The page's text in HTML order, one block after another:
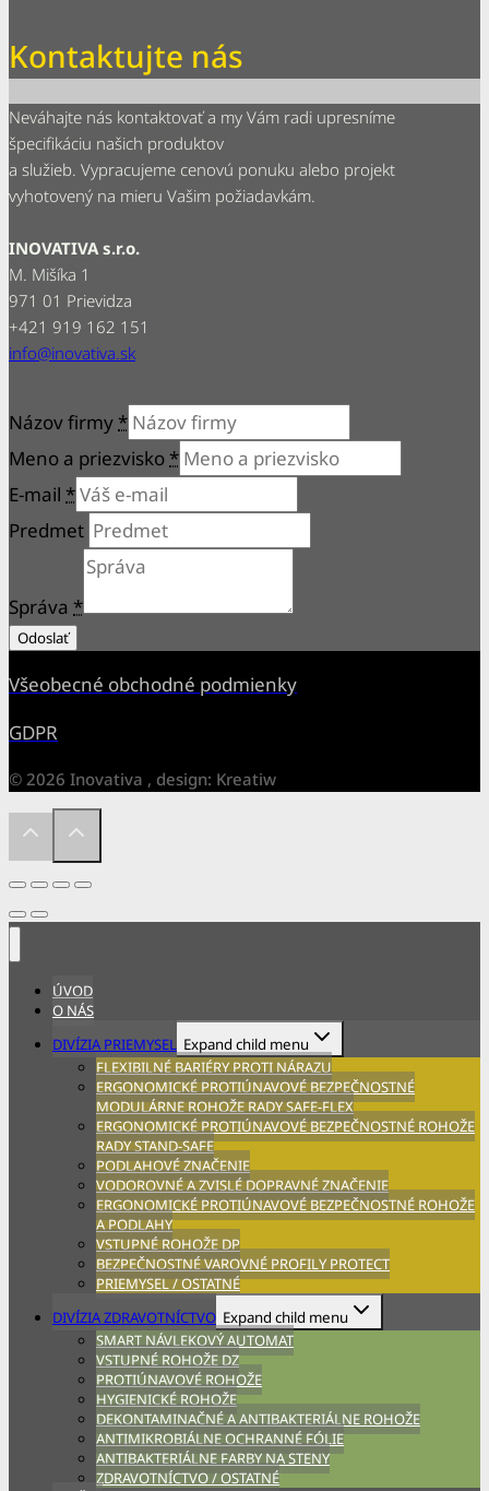
Kontaktujte nás
Neváhajte nás kontaktovať a my Vám radi upresníme
špecifikáciu našich produktov
a služieb. Vypracujeme cenovú ponuku alebo projekt
vyhotovený na mieru Vašim požiadavkám.
INOVATIVA s.r.o.
M. Mišíka 1
971 01 Prievidza
+421 919 162 151
info@inovativa.sk
Názov firmy *
Meno a priezvisko *
E-mail *
Predmet
Správa *
Odoslať
Všeobecné obchodné podmienky
GDPR
© 2026 Inovativa , design: Kreatiw
ÚVOD
O NÁS
DIVÍZIA PRIEMYSEL Expand child menu
FLEXIBILNÉ BARIÉRY PROTI NÁRAZU
ERGONOMICKÉ PROTIÚNAVOVÉ BEZPEČNOSTNÉ
MODULÁRNE ROHOŽE RADY SAFE-FLEX
ERGONOMICKÉ PROTIÚNAVOVÉ BEZPEČNOSTNÉ ROHOŽE
RADY STAND-SAFE
PODLAHOVÉ ZNAČENIE
VODOROVNÉ A ZVISLÉ DOPRAVNÉ ZNAČENIE
ERGONOMICKÉ PROTIÚNAVOVÉ BEZPEČNOSTNÉ ROHOŽE
A PODLAHY
VSTUPNÉ ROHOŽE DP
BEZPEČNOSTNÉ VAROVNÉ PROFILY PROTECT
PRIEMYSEL / OSTATNÉ
DIVÍZIA ZDRAVOTNÍCTVO Expand child menu
SMART NÁVLEKOVÝ AUTOMAT
VSTUPNÉ ROHOŽE DZ
PROTIÚNAVOVÉ ROHOŽE
HYGIENICKÉ ROHOŽE
DEKONTAMINAČNÉ A ANTIBAKTERIÁLNE ROHOŽE
ANTIMIKROBIÁLNE OCHRANNÉ FÓLIE
ANTIBAKTERIÁLNE FARBY NA STENY
ZDRAVOTNÍCTVO / OSTATNÉ